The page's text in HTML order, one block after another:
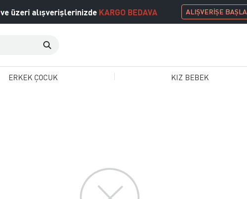
ve üzeri alışverişlerinizde KARGO BEDAVA ALIŞVERİŞE BAŞLA
ERKEK ÇOCUK KIZ BEBEK